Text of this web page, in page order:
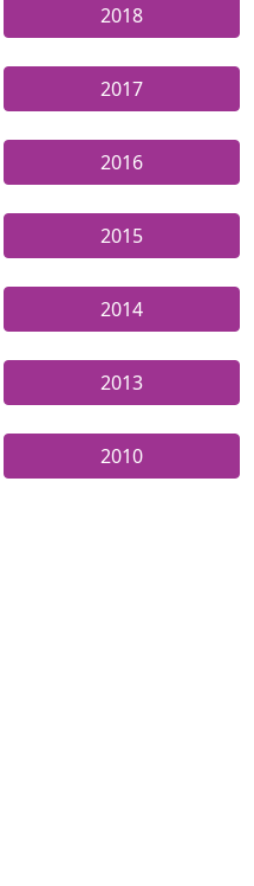
2018
2017
2016
2015
2014
2013
2010